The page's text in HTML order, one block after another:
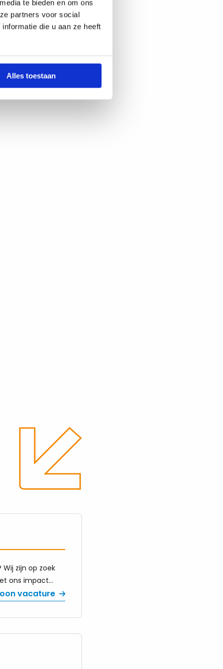
te bieden en om ons
partners voor social
die u aan ze heeft
Alles toestaan
zijn op zoek
ons impact
vacature